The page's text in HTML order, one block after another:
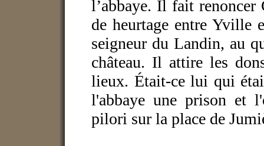
l’abbaye. Il fait
de heurtage entre Yville
seigneur du Landin, au
château. Il attire les
lieux. Était-ce lui qui
l'abbaye une prison et
pilori sur la place de